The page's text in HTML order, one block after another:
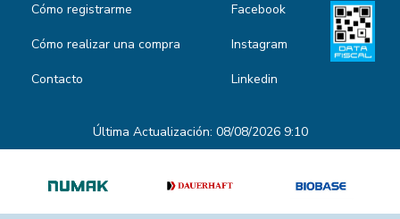
Cómo registrarme
Cómo realizar una compra
Contacto
Facebook
Instagram
Linkedin
Última Actualización: 08/08/2026 9:10